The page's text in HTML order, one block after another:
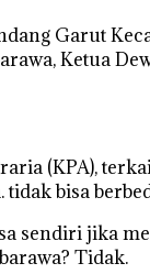
Garut
Ketua
(KPA),
bisa
sendiri jika
Tidak.